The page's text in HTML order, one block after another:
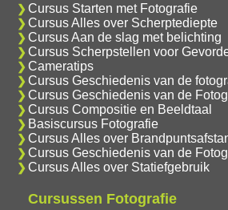
Cursus Starten met Fotografie
Cursus Alles over Scherptediepte
Cursus Aan de slag met belichting
Cursus Scherpstellen voor
Cameratips
Cursus Geschiedenis van de
Cursus Geschiedenis van de
Cursus Compositie en Beeldtaal
Basiscursus Fotografie
Cursus Alles over
Cursus Geschiedenis van de
Cursus Alles over Statiefgebruik
Cursussen Fotografie